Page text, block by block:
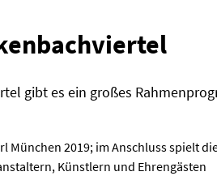
gibt es ein großes
München 2019; im Anschluss spielt
Künstlern und Ehrengästen